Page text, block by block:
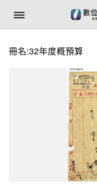
冊名:32年度概預算